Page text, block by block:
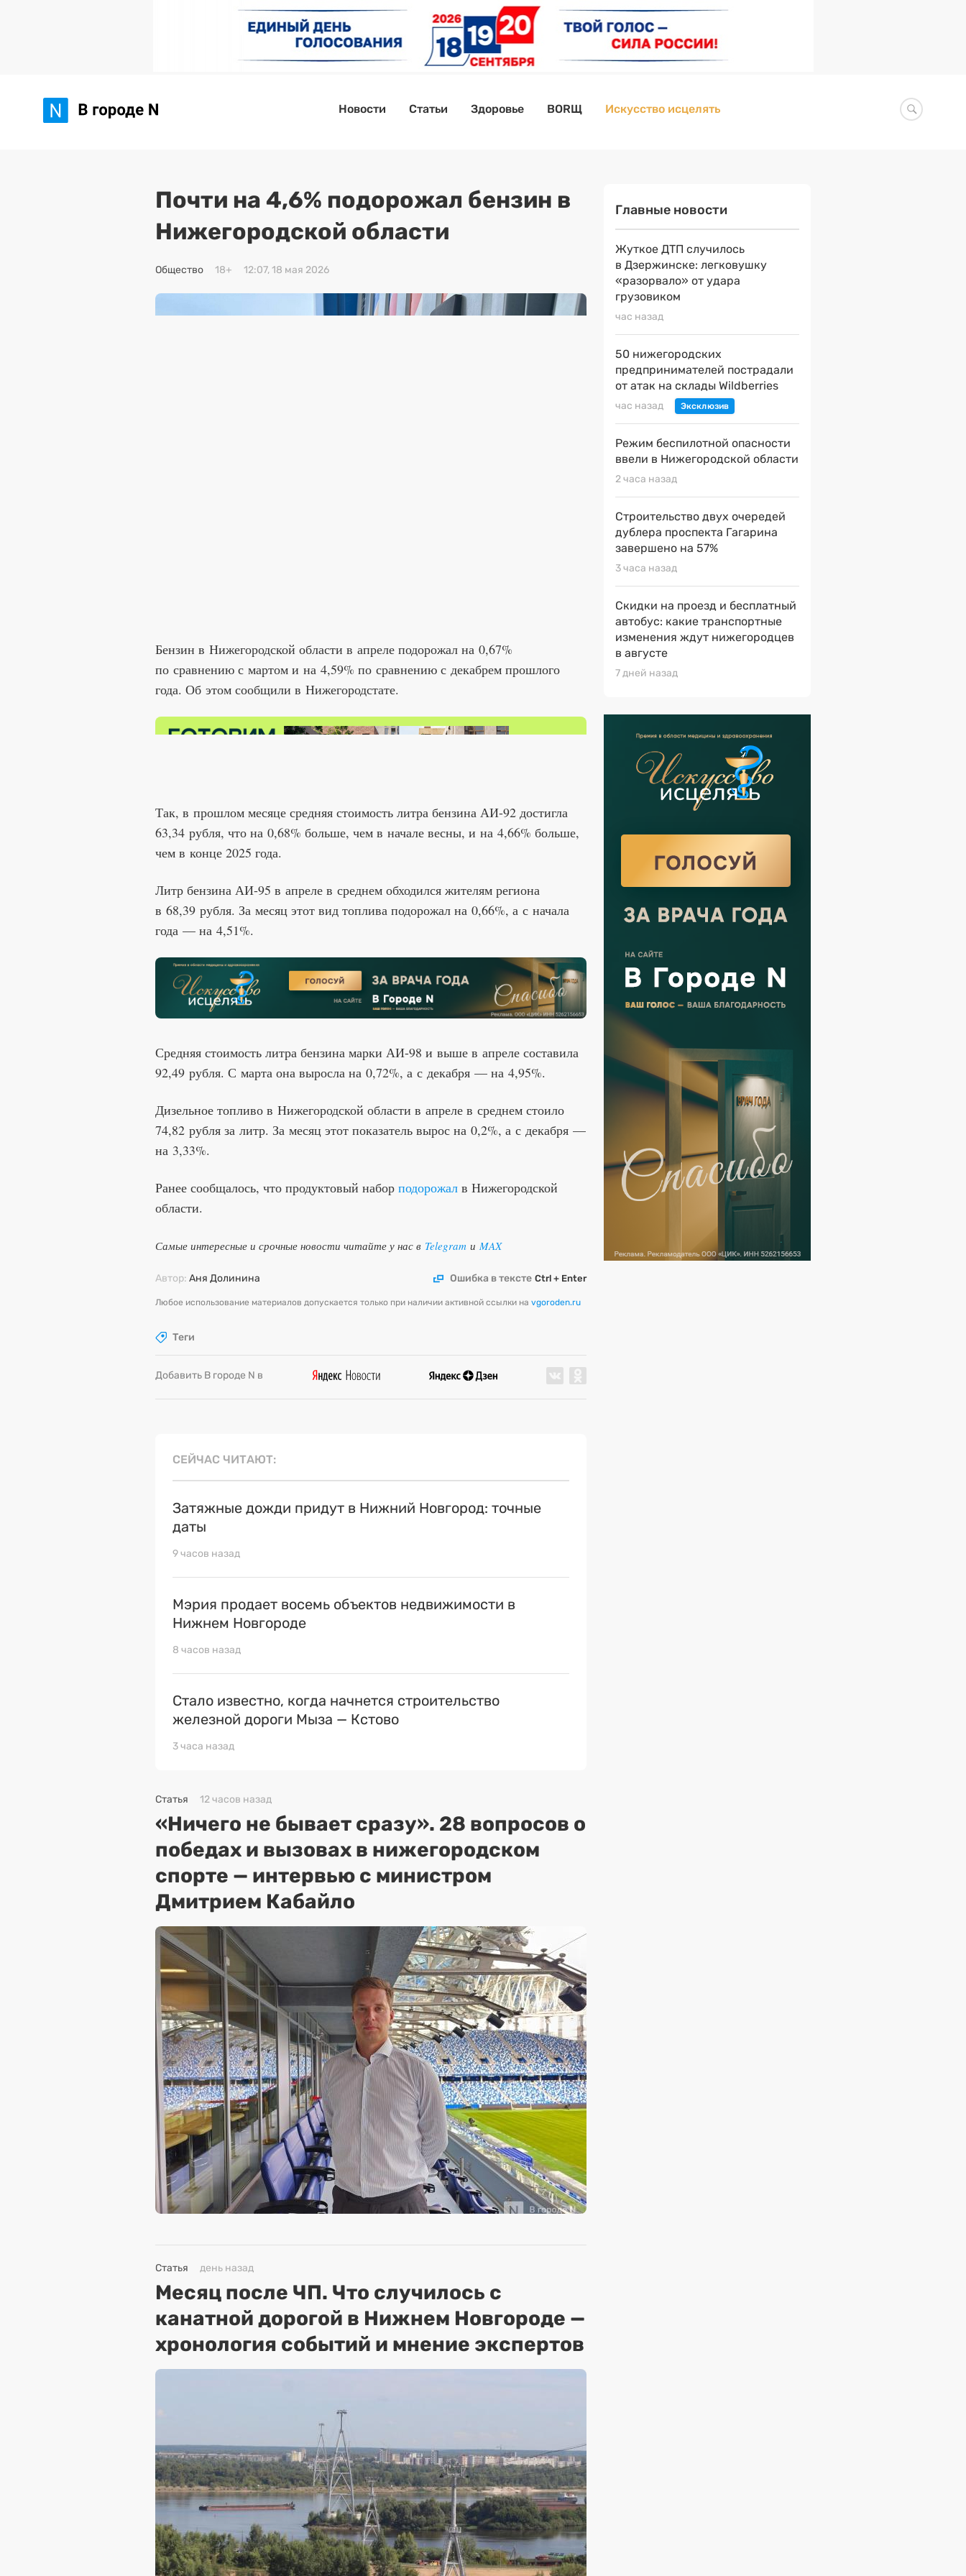
Новости Статьи Здоровье BORЩ Искусство исцелять
Почти на 4,6% подорожал бензин в
Нижегородской области
Общество 18+ 12:07, 18 мая 2026
Бензин в Нижегородской области в апреле подорожал на 0,67%
по сравнению с мартом и на 4,59% по сравнению с декабрем прошлого
года. Об этом сообщили в Нижегородстате.
Так, в прошлом месяце средняя стоимость литра бензина АИ-92 достигла
63,34 рубля, что на 0,68% больше, чем в начале весны, и на 4,66% больше,
чем в конце 2025 года.
Литр бензина АИ-95 в апреле в среднем обходился жителям региона
в 68,39 рубля. За месяц этот вид топлива подорожал на 0,66%, а с начала
года — на 4,51%.
Средняя стоимость литра бензина марки АИ-98 и выше в апреле составила
92,49 рубля. С марта она выросла на 0,72%, а с декабря — на 4,95%.
Дизельное топливо в Нижегородской области в апреле в среднем стоило
74,82 рубля за литр. За месяц этот показатель вырос на 0,2%, а с декабря —
на 3,33%.
Ранее сообщалось, что продуктовый набор подорожал в Нижегородской
области.
Самые интересные и срочные новости читайте у нас в Telegram и MAX
Автор: Аня Долинина Ошибка в тексте Ctrl + Enter
Любое использование материалов допускается только при наличии активной ссылки на vgoroden.ru
Теги
Добавить В городе N в
СЕЙЧАС ЧИТАЮТ
Затяжные дожди придут в Нижний Новгород: точные
даты
9 часов назад
Мэрия продает восемь объектов недвижимости в
Нижнем Новгороде
8 часов назад
Стало известно, когда начнется строительство
железной дороги Мыза — Кстово
3 часа назад
Статья 12 часов назад
«Ничего не бывает сразу». 28 вопросов о
победах и вызовах в нижегородском
спорте — интервью с министром
Дмитрием Кабайло
Статья день назад
Месяц после ЧП. Что случилось с
канатной дорогой в Нижнем Новгороде —
хронология событий и мнение экспертов
Главные новости
Жуткое ДТП случилось
в Дзержинске: легковушку
«разорвало» от удара
грузовиком
час назад
50 нижегородских
предпринимателей пострадали
от атак на склады Wildberries
час назад
Режим беспилотной опасности
ввели в Нижегородской области
2 часа назад
Строительство двух очередей
дублера проспекта Гагарина
завершено на 57%
3 часа назад
Скидки на проезд и бесплатный
автобус: какие транспортные
изменения ждут нижегородцев
в августе
7 дней назад